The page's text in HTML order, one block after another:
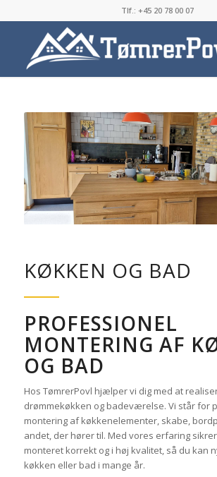
Tlf.: ‭+45 20 78 00 07‬
KØKKEN OG BAD
PROFESSIONEL
MONTERING AF
OG BAD
Hos TømrerPovl hjælper vi dig med at
drømmekøkken og badeværelse. Vi står for
montering af køkkenelementer, skabe,
andet, der hører til. Med vores erfaring
monteret korrekt og i høj kvalitet, så du kan
køkken eller bad i mange år.